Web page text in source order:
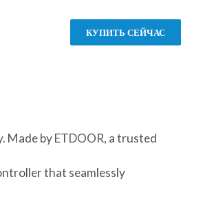
КУПИТЬ СЕЙЧАС
Made by ETDOOR, a trusted
that seamlessly